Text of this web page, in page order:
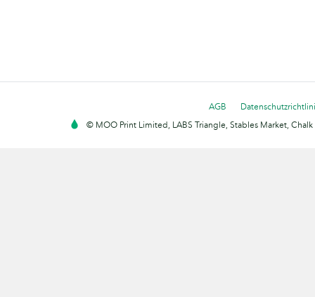
AGB
© MOO Print Limited, LABS Triangle, Stables Market,